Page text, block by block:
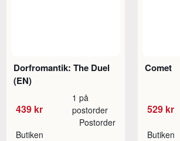
Dorfromantik: The Duel
(EN)
439 kr
1 på
postorder
Butiken
Postorder
Comet
529 kr
Butiken